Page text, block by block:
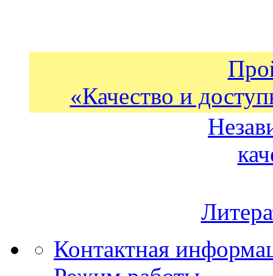
«Качество и
Контактная